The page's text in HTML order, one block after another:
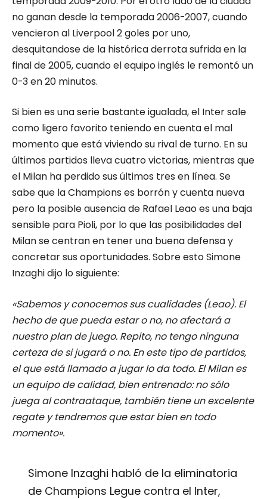
no ganan desde la temporada 2006-2007, cuando
vencieron al Liverpool 2 goles por uno,
desquitandose de la histórica derrota sufrida en la
final de 2005, cuando el equipo inglés le remontó un
0-3 en 20 minutos.
Si bien es una serie bastante igualada, el Inter sale
como ligero favorito teniendo en cuenta el mal
momento que está viviendo su rival de turno. En su
últimos partidos lleva cuatro victorias, mientras que
el Milan ha perdido sus últimos tres en línea. Se
sabe que la Champions es borrón y cuenta nueva
pero la posible ausencia de Rafael Leao es una baja
sensible para Pioli, por lo que las posibilidades del
Milan se centran en tener una buena defensa y
concretar sus oportunidades. Sobre esto Simone
Inzaghi dijo lo siguiente:
«Sabemos y conocemos sus cualidades (Leao). El
hecho de que pueda estar o no, no afectará a
nuestro plan de juego. Repito, no tengo ninguna
certeza de si jugará o no. En este tipo de partidos,
el que está llamado a jugar lo da todo. El Milan es
un equipo de calidad, bien entrenado: no sólo
juega al contraataque, también tiene un excelente
regate y tendremos que estar bien en todo
momento».
Simone Inzaghi habló de la eliminatoria
de Champions Legue contra el Inter,